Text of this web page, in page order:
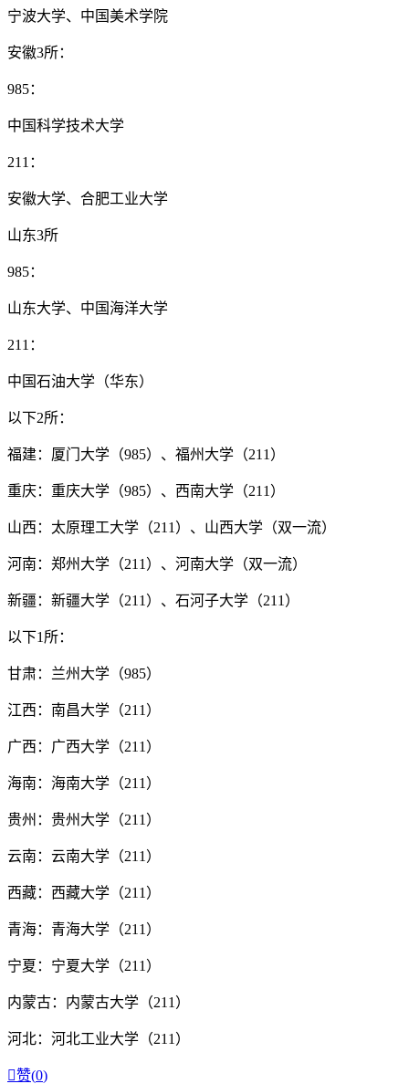
宁波大学、中国美术学院
安徽3所：
985：
中国科学技术大学
211：
安徽大学、合肥工业大学
山东3所
985：
山东大学、中国海洋大学
211：
中国石油大学（华东）
以下2所：
福建：厦门大学（985）、福州大学（211）
重庆：重庆大学（985）、西南大学（211）
山西：太原理工大学（211）、山西大学（双一流）
河南：郑州大学（211）、河南大学（双一流）
新疆：新疆大学（211）、石河子大学（211）
以下1所：
甘肃：兰州大学（985）
江西：南昌大学（211）
广西：广西大学（211）
海南：海南大学（211）
贵州：贵州大学（211）
云南：云南大学（211）
西藏：西藏大学（211）
青海：青海大学（211）
宁夏：宁夏大学（211）
内蒙古：内蒙古大学（211）
河北：河北工业大学（211）
赞(0)